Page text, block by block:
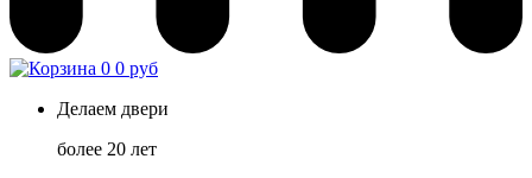
0 0 руб
Делаем двери
более 20 лет